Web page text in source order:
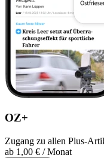
OZ+
Zugang zu allen Plus-
ab 1,00 € / Monat